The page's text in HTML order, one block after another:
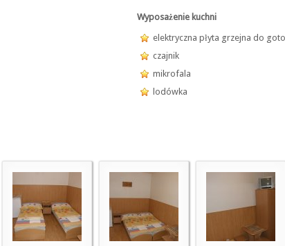
Wyposażenie kuchni
elektryczna płyta grzejna do
czajnik
mikrofala
lodówka